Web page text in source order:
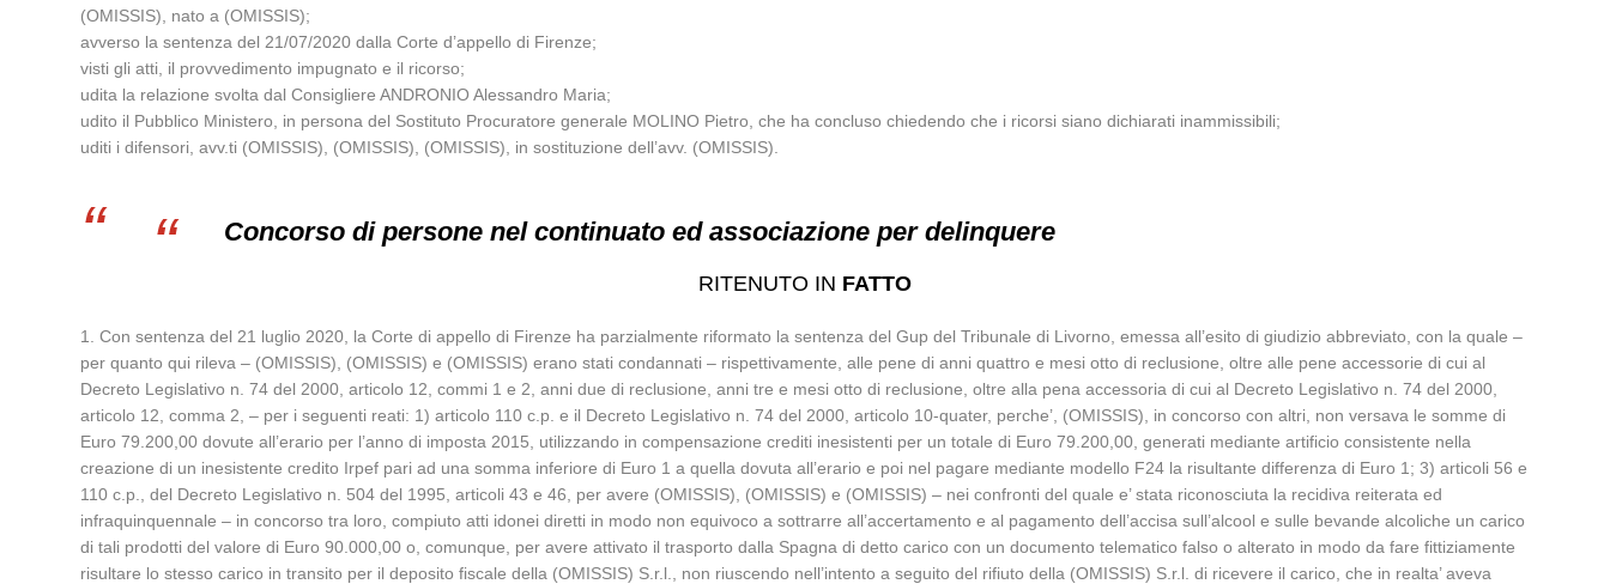
(OMISSIS), nato a (OMISSIS);
avverso la sentenza del 21/07/2020 dalla Corte d’appello di Firenze;
visti gli atti, il provvedimento impugnato e il ricorso;
udita la relazione svolta dal Consigliere ANDRONIO Alessandro Maria;
udito il Pubblico Ministero, in persona del Sostituto Procuratore generale MOLINO Pietro, che ha concluso chiedendo che i ricorsi siano dichiarati inammissibili;
uditi i difensori, avv.ti (OMISSIS), (OMISSIS), (OMISSIS), in sostituzione dell’avv. (OMISSIS).
Concorso di persone nel continuato ed associazione per delinquere
RITENUTO IN FATTO
1. Con sentenza del 21 luglio 2020, la Corte di appello di Firenze ha parzialmente riformato la sentenza del Gup del Tribunale di Livorno, emessa all’esito di giudizio abbreviato, con la quale –
per quanto qui rileva – (OMISSIS), (OMISSIS) e (OMISSIS) erano stati condannati – rispettivamente, alle pene di anni quattro e mesi otto di reclusione, oltre alle pene accessorie di cui al
Decreto Legislativo n. 74 del 2000, articolo 12, commi 1 e 2, anni due di reclusione, anni tre e mesi otto di reclusione, oltre alla pena accessoria di cui al Decreto Legislativo n. 74 del 2000,
articolo 12, comma 2, – per i seguenti reati: 1) articolo 110 c.p. e il Decreto Legislativo n. 74 del 2000, articolo 10-quater, perche’, (OMISSIS), in concorso con altri, non versava le somme di
Euro 79.200,00 dovute all’erario per l’anno di imposta 2015, utilizzando in compensazione crediti inesistenti per un totale di Euro 79.200,00, generati mediante artificio consistente nella
creazione di un inesistente credito Irpef pari ad una somma inferiore di Euro 1 a quella dovuta all’erario e poi nel pagare mediante modello F24 la risultante differenza di Euro 1; 3) articoli 56 e
110 c.p., del Decreto Legislativo n. 504 del 1995, articoli 43 e 46, per avere (OMISSIS), (OMISSIS) e (OMISSIS) – nei confronti del quale e’ stata riconosciuta la recidiva reiterata ed
infraquinquennale – in concorso tra loro, compiuto atti idonei diretti in modo non equivoco a sottrarre all’accertamento e al pagamento dell’accisa sull’alcool e sulle bevande alcoliche un carico
di tali prodotti del valore di Euro 90.000,00 o, comunque, per avere attivato il trasporto dalla Spagna di detto carico con un documento telematico falso o alterato in modo da fare fittiziamente
risultare lo stesso carico in transito per il deposito fiscale della (OMISSIS) S.r.l., non riuscendo nell’intento a seguito del rifiuto della (OMISSIS) S.r.l. di ricevere il carico, che in realta’ aveva